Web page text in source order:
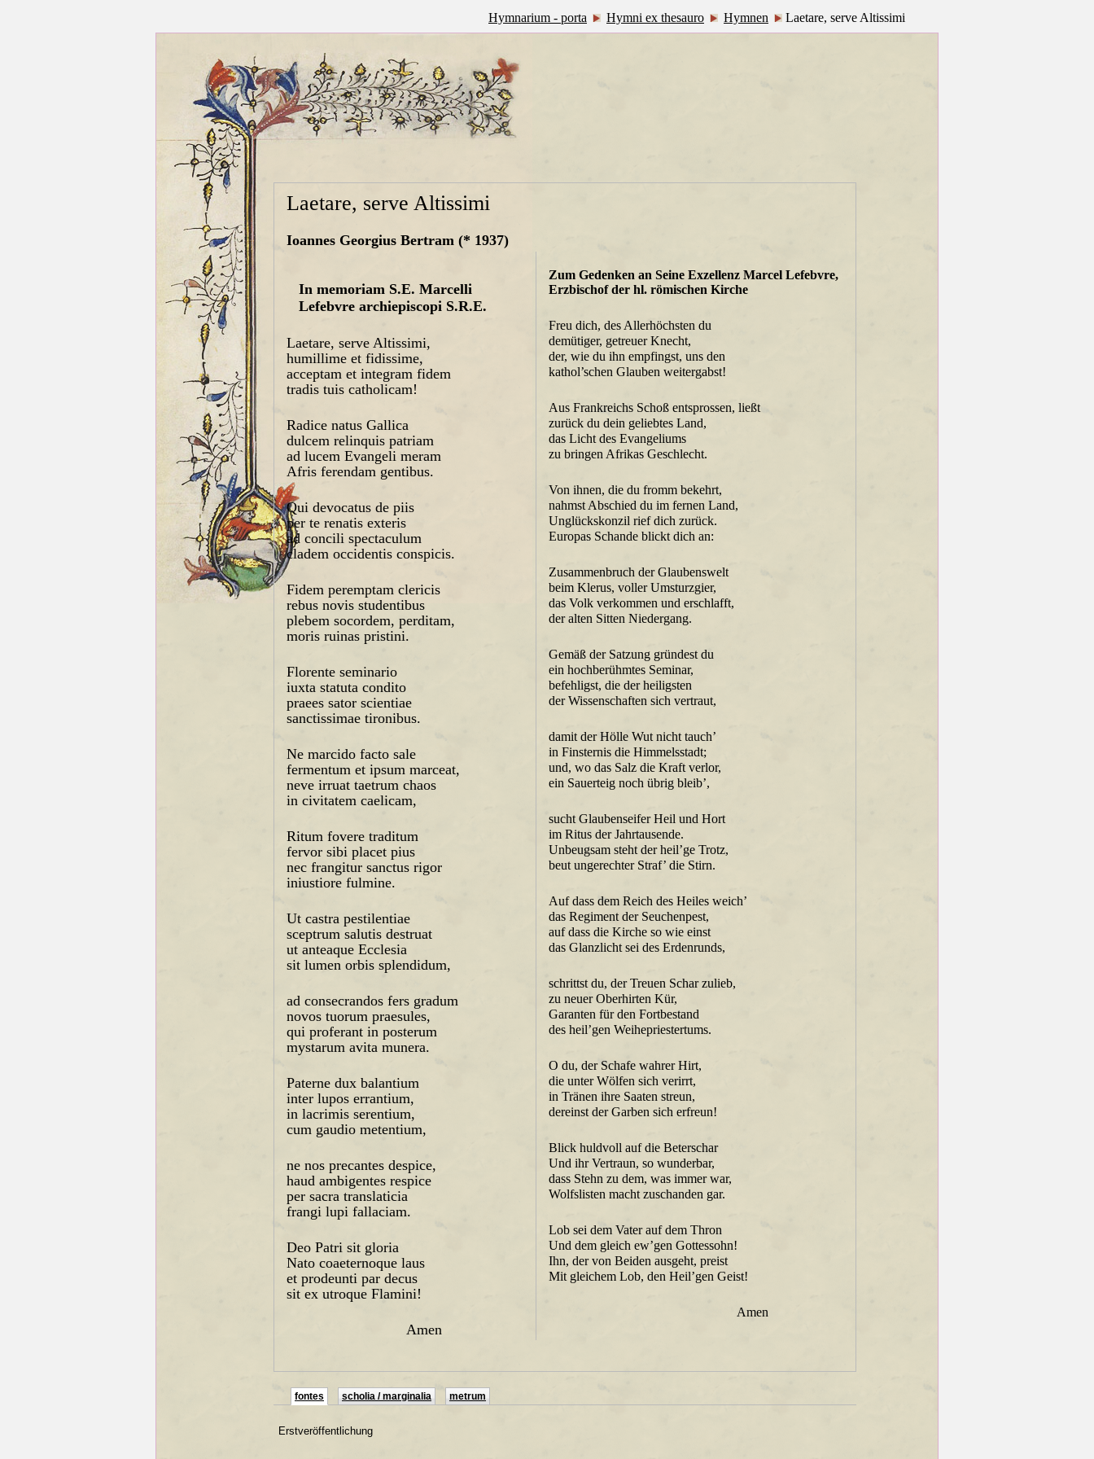
Hymnarium - porta Hymni ex thesauro Hymnen Laetare, serve Altissimi
Laetare, serve Altissimi
Ioannes Georgius Bertram (* 1937)
In memoriam S.E. Marcelli
Lefebvre archiepiscopi S.R.E.
Laetare, serve Altissimi,
humillime et fidissime,
acceptam et integram fidem
tradis tuis catholicam!
Radice natus Gallica
dulcem relinquis patriam
ad lucem Evangeli meram
Afris ferendam gentibus.
Qui devocatus de piis
per te renatis exteris
ad concili spectaculum
cladem occidentis conspicis.
Fidem peremptam clericis
rebus novis studentibus
plebem socordem, perditam,
moris ruinas pristini.
Florente seminario
iuxta statuta condito
praees sator scientiae
sanctissimae tironibus.
Ne marcido facto sale
fermentum et ipsum marceat,
neve irruat taetrum chaos
in civitatem caelicam,
Ritum fovere traditum
fervor sibi placet pius
nec frangitur sanctus rigor
iniustiore fulmine.
Ut castra pestilentiae
sceptrum salutis destruat
ut anteaque Ecclesia
sit lumen orbis splendidum,
ad consecrandos fers gradum
novos tuorum praesules,
qui proferant in posterum
mystarum avita munera.
Paterne dux balantium
inter lupos errantium,
in lacrimis serentium,
cum gaudio metentium,
ne nos precantes despice,
haud ambigentes respice
per sacra translaticia
frangi lupi fallaciam.
Deo Patri sit gloria
Nato coaeternoque laus
et prodeunti par decus
sit ex utroque Flamini!
Amen
Zum Gedenken an Seine Exzellenz Marcel Lefebvre,
Erzbischof der hl. römischen Kirche
Freu dich, des Allerhöchsten du
demütiger, getreuer Knecht,
der, wie du ihn empfingst, uns den
kathol’schen Glauben weitergabst!
Aus Frankreichs Schoß entsprossen, ließt
zurück du dein geliebtes Land,
das Licht des Evangeliums
zu bringen Afrikas Geschlecht.
Von ihnen, die du fromm bekehrt,
nahmst Abschied du im fernen Land,
Unglückskonzil rief dich zurück.
Europas Schande blickt dich an:
Zusammenbruch der Glaubenswelt
beim Klerus, voller Umsturzgier,
das Volk verkommen und erschlafft,
der alten Sitten Niedergang.
Gemäß der Satzung gründest du
ein hochberühmtes Seminar,
befehligst, die der heiligsten
der Wissenschaften sich vertraut,
damit der Hölle Wut nicht tauch’
in Finsternis die Himmelsstadt;
und, wo das Salz die Kraft verlor,
ein Sauerteig noch übrig bleib’,
sucht Glaubenseifer Heil und Hort
im Ritus der Jahrtausende.
Unbeugsam steht der heil’ge Trotz,
beut ungerechter Straf’ die Stirn.
Auf dass dem Reich des Heiles weich’
das Regiment der Seuchenpest,
auf dass die Kirche so wie einst
das Glanzlicht sei des Erdenrunds,
schrittst du, der Treuen Schar zulieb,
zu neuer Oberhirten Kür,
Garanten für den Fortbestand
des heil’gen Weihepriestertums.
O du, der Schafe wahrer Hirt,
die unter Wölfen sich verirrt,
in Tränen ihre Saaten streun,
dereinst der Garben sich erfreun!
Blick huldvoll auf die Beterschar
Und ihr Vertraun, so wunderbar,
dass Stehn zu dem, was immer war,
Wolfslisten macht zuschanden gar.
Lob sei dem Vater auf dem Thron
Und dem gleich ew’gen Gottessohn!
Ihn, der von Beiden ausgeht, preist
Mit gleichem Lob, den Heil’gen Geist!
Amen
fontes scholia / marginalia metrum
Erstveröffentlichung